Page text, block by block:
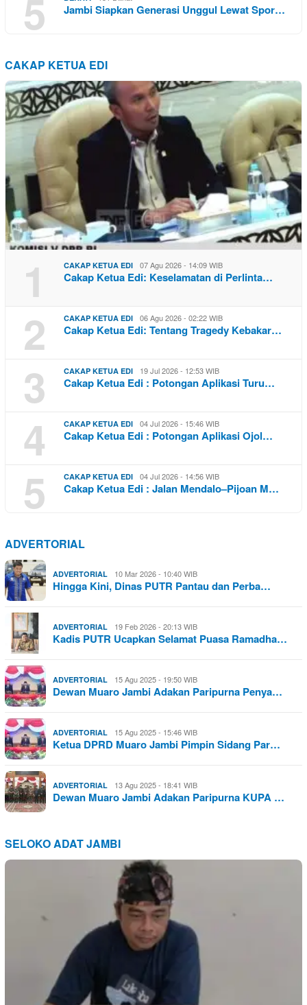
5 Jambi Siapkan Generasi Unggul Lewat Spor…
CAKAP KETUA EDI
1 CAKAP KETUA EDI 07 Agu 2026 - 14:09 WIB
Cakap Ketua Edi: Keselamatan di Perlinta…
2 CAKAP KETUA EDI 06 Agu 2026 - 02:22 WIB
Cakap Ketua Edi: Tentang Tragedy Kebakar…
3 CAKAP KETUA EDI 19 Jul 2026 - 12:53 WIB
Cakap Ketua Edi : Potongan Aplikasi Turu…
4 CAKAP KETUA EDI 04 Jul 2026 - 15:46 WIB
Cakap Ketua Edi : Potongan Aplikasi Ojol…
5 CAKAP KETUA EDI 04 Jul 2026 - 14:56 WIB
Cakap Ketua Edi : Jalan Mendalo–Pijoan M…
ADVERTORIAL
ADVERTORIAL 10 Mar 2026 - 10:40 WIB
Hingga Kini, Dinas PUTR Pantau dan Perba…
ADVERTORIAL 19 Feb 2026 - 20:13 WIB
Kadis PUTR Ucapkan Selamat Puasa Ramadha…
ADVERTORIAL 15 Agu 2025 - 19:50 WIB
Dewan Muaro Jambi Adakan Paripurna Penya…
ADVERTORIAL 15 Agu 2025 - 15:46 WIB
Ketua DPRD Muaro Jambi Pimpin Sidang Par…
ADVERTORIAL 13 Agu 2025 - 18:41 WIB
Dewan Muaro Jambi Adakan Paripurna KUPA …
SELOKO ADAT JAMBI